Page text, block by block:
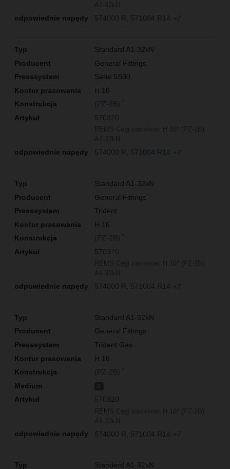
574000 R 571004 R14 +7
Standard A1-32kN
General Fittings
Serie 5S00
H 16
(PZ-2B)
570320
574000 R 571004 R14 +7
Standard A1-32kN
General Fittings
Trident
H 16
(PZ-2B)
570320
574000 R 571004 R14 +7
Standard A1-32kN
General Fittings
Trident Gas
H 16
(PZ-2B)
570320
574000 R 571004 R14 +7
Standard A1-32kN